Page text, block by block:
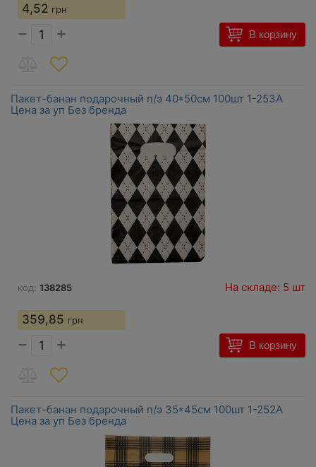
4,52 грн
− + В корзину
Пакет-банан подарочный п/э 40*50см 100шт 1-253А
Цена за уп Без бренда
код: 138285 На складе: 5 шт
359,85 грн
− + В корзину
Пакет-банан подарочный п/э 35*45см 100шт 1-252А
Цена за уп Без бренда